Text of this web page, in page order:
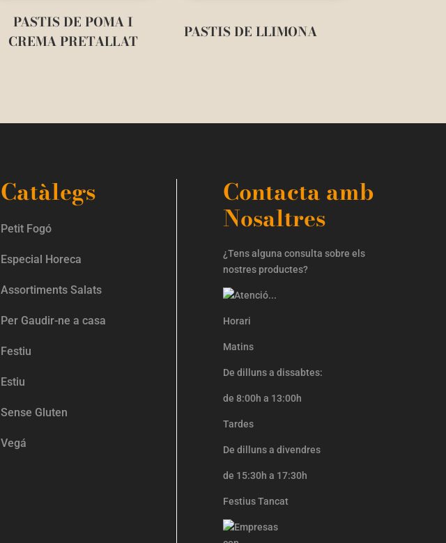
PASTIS DE POMA I
CREMA PRETALLAT
PASTIS DE LLIMONA
Catàlegs
Petit Fogó
Especial Horeca
Assortiments Salats
Per Gaudir-ne a casa
Festiu
Estiu
Sense Gluten
Vegá
Contacta amb
Nosaltres
¿Tens alguna consulta sobre els
nostres productes?
Horari
Matins
De dilluns a dissabtes:
de 8:00h a 13:00h
Tardes
De dilluns a divendres
de 15:30h a 17:30h
Festius Tancat